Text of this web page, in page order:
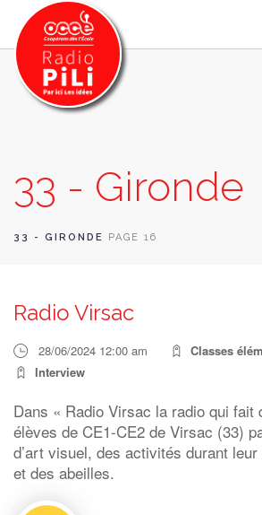
GRILLE DES PROGRAMMES
EMISSIONS / PODCASTS
RECHERCHER
33 - Gironde
33 - GIRONDE PAGE 16
Radio Virsac
28/06/2024 12:00 am
Classes
Interview
Dans « Radio Virsac la radio qui fait
élèves de CE1-CE2 de Virsac (33)
d’art visuel, des activités durant
et des abeilles.